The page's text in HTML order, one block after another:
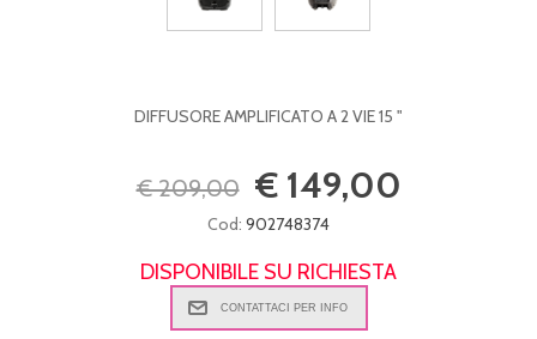
DIFFUSORE AMPLIFICATO A 2 VIE 15 "
€ 209,00 € 149,00
Cod: 902748374
DISPONIBILE SU RICHIESTA